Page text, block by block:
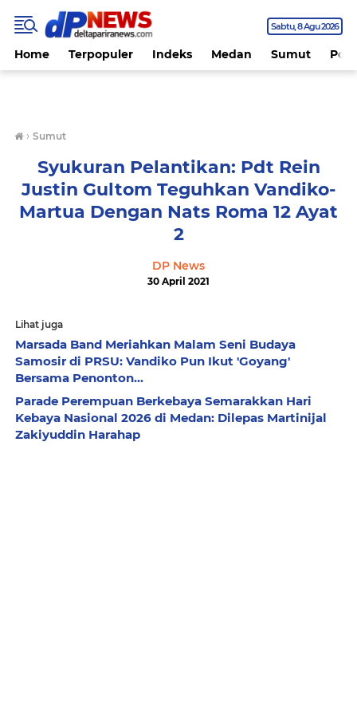
Sabtu 8 Agu 2026
Home Terpopuler Indeks Medan Sumut
› Sumut
Syukuran Pelantikan: Pdt Rein
Justin Gultom Teguhkan Vandiko-
Martua Dengan Nats Roma 12 Ayat
2
DP News
30 April 2021
Lihat juga
Marsada Band Meriahkan Malam Seni Budaya
Samosir di PRSU: Vandiko Pun Ikut 'Goyang'
Bersama Penonton...
Parade Perempuan Berkebaya Semarakkan Hari
Kebaya Nasional 2026 di Medan: Dilepas Martinijal
Zakiyuddin Harahap